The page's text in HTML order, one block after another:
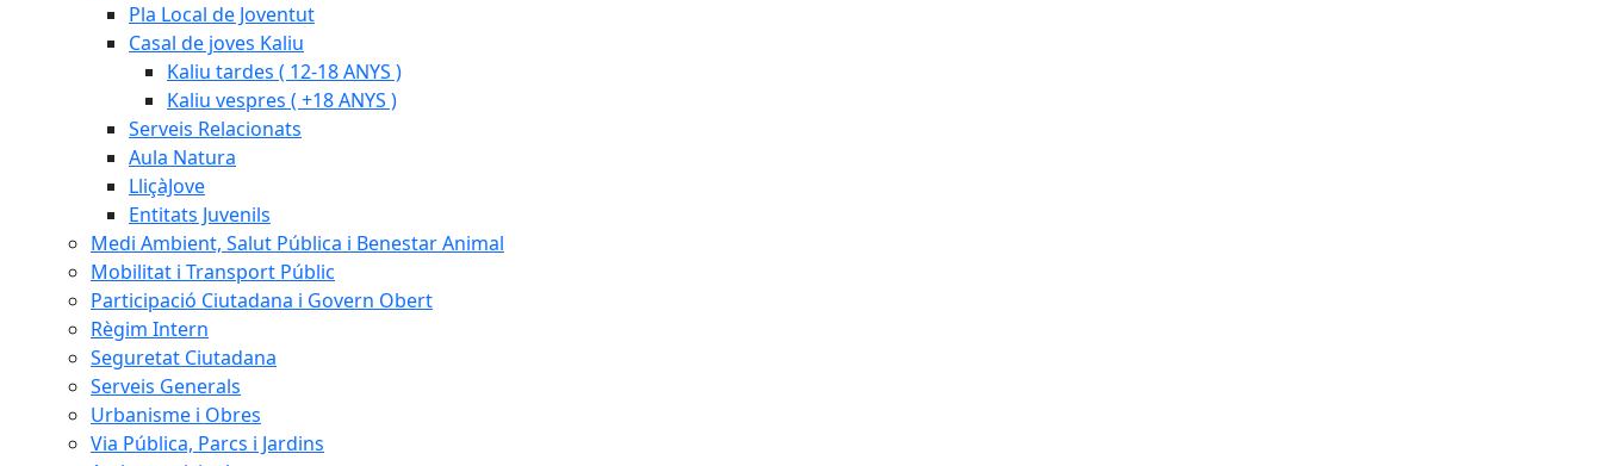
Pla Local de Joventut
Casal de joves Kaliu
Kaliu tardes ( 12-18 ANYS )
Kaliu vespres ( +18 ANYS )
Serveis Relacionats
Aula Natura
LliçàJove
Entitats Juvenils
Medi Ambient, Salut Pública i Benestar Animal
Mobilitat i Transport Públic
Participació Ciutadana i Govern Obert
Règim Intern
Seguretat Ciutadana
Serveis Generals
Urbanisme i Obres
Via Pública, Parcs i Jardins